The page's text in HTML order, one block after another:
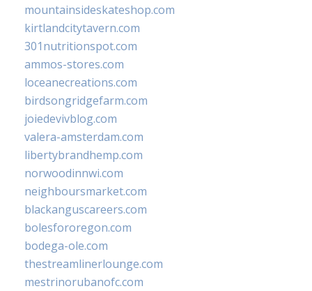
mountainsideskateshop.com
kirtlandcitytavern.com
301nutritionspot.com
ammos-stores.com
loceanecreations.com
birdsongridgefarm.com
joiedevivblog.com
valera-amsterdam.com
libertybrandhemp.com
norwoodinnwi.com
neighboursmarket.com
blackanguscareers.com
bolesfororegon.com
bodega-ole.com
thestreamlinerlounge.com
mestrinorubanofc.com